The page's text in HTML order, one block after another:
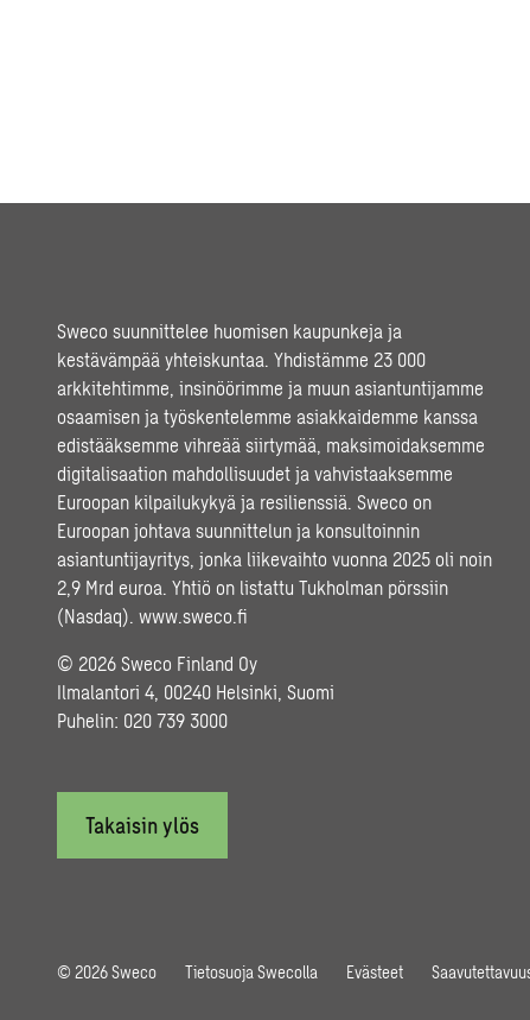
Sweco suunnittelee huomisen kaupunkeja ja
kestävämpää yhteiskuntaa. Yhdistämme 23 000
arkkitehtimme, insinöörimme ja muun asiantuntijamme
osaamisen ja työskentelemme asiakkaidemme kanssa
edistääksemme vihreää siirtymää, maksimoidaksemme
digitalisaation mahdollisuudet ja vahvistaaksemme
Euroopan kilpailukykyä ja resilienssiä. Sweco on
Euroopan johtava suunnittelun ja konsultoinnin
asiantuntijayritys, jonka liikevaihto vuonna 2025 oli noin
2,9 Mrd euroa. Yhtiö on listattu Tukholman pörssiin
(Nasdaq). www.sweco.fi
© 2026 Sweco Finland Oy
Ilmalantori 4, 00240 Helsinki, Suomi
Puhelin: 020 739 3000
Takaisin ylös
© 2026 Sweco Tietosuoja Swecolla Evästeet